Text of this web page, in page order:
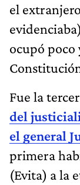
el
ocupó poco
Fue la
del
el general
primera
(Evita) a la